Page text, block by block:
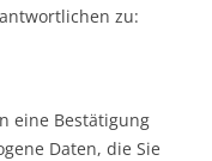
zu:
eine Bestätigung
Daten, die Sie